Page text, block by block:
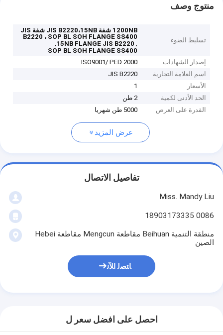
منتوج وصف
تسليط الضوء
1200NB شفة JIS B2220،15NB شفة JIS
B2220 ، SOP BL SOH FLANGE SS400
,
15NB FLANGE JIS B2220
,
SOP BL SOH FLANGE SS400
إصدار الشهادات
ISO9001/ PED 2000
اسم العلامة التجارية
JIS B2220
الأسعار
1
الحد الأدنى لكمية
2 طن
القدرة على العرض
5000 طن شهريا
عرض المزيد
تفاصيل الاتصال
Miss. Mandy Liu
0086 18903173335
منطقة التنمية Beihuan مقاطعة Mengcun مقاطعة Hebei
الصين
ﺎﺘﺼﻟ ﺍﻶﻧ
احصل على افضل سعر ل